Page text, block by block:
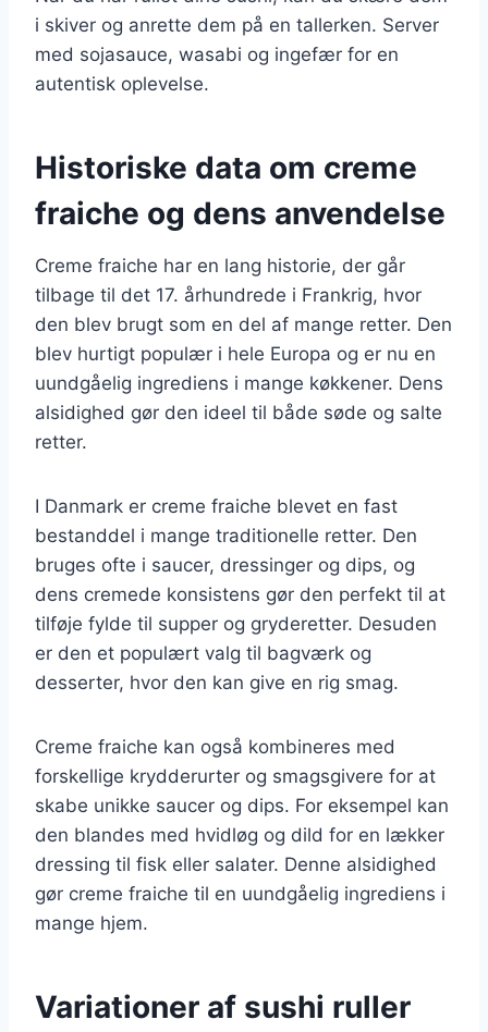
i skiver og anrette dem på en tallerken. Server
med sojasauce, wasabi og ingefær for en
autentisk oplevelse.
Historiske data om creme
fraiche og dens anvendelse
Creme fraiche har en lang historie, der går
tilbage til det 17. århundrede i Frankrig, hvor
den blev brugt som en del af mange retter. Den
blev hurtigt populær i hele Europa og er nu en
uundgåelig ingrediens i mange køkkener. Dens
alsidighed gør den ideel til både søde og salte
retter.
I Danmark er creme fraiche blevet en fast
bestanddel i mange traditionelle retter. Den
bruges ofte i saucer, dressinger og dips, og
dens cremede konsistens gør den perfekt til at
tilføje fylde til supper og gryderetter. Desuden
er den et populært valg til bagværk og
desserter, hvor den kan give en rig smag.
Creme fraiche kan også kombineres med
forskellige krydderurter og smagsgivere for at
skabe unikke saucer og dips. For eksempel kan
den blandes med hvidløg og dild for en lækker
dressing til fisk eller salater. Denne alsidighed
gør creme fraiche til en uundgåelig ingrediens i
mange hjem.
Variationer af sushi ruller